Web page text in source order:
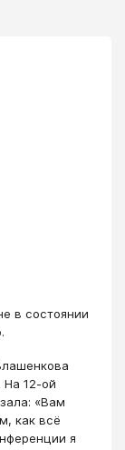
в состоянии
На 12-ой
«Вам
как всё
я